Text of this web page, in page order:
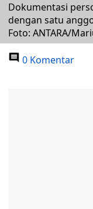
Dokumentasi
dengan satu
Foto: ANTARA/
0 Komentar